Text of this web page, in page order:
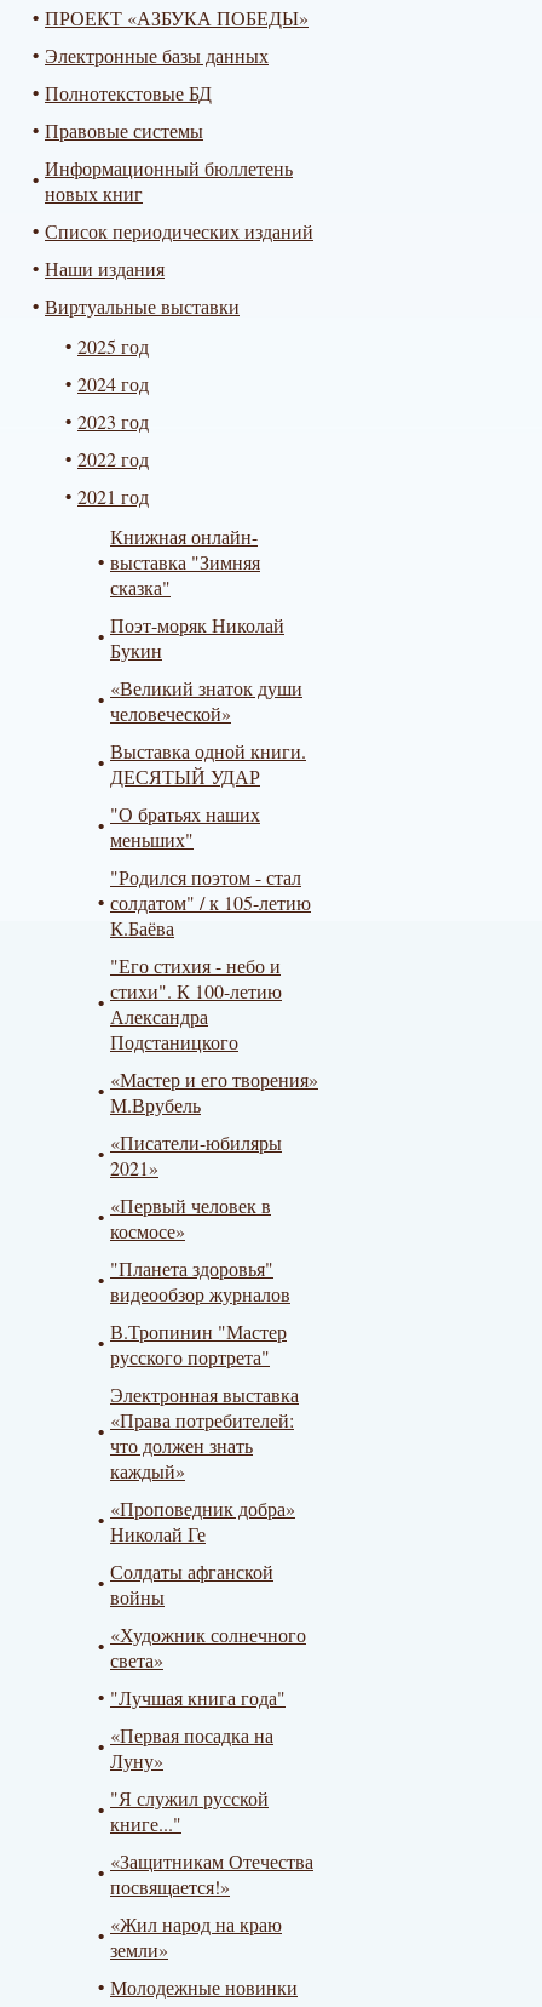
ПРОЕКТ «АЗБУКА ПОБЕДЫ»
Электронные базы данных
Полнотекстовые БД
Правовые системы
Информационный бюллетень
новых книг
Список периодических изданий
Наши издания
Виртуальные выставки
2025 год
2024 год
2023 год
2022 год
2021 год
Книжная онлайн-
выставка "Зимняя
сказка"
Поэт-моряк Николай
Букин
«Великий знаток души
человеческой»
Выставка одной книги.
ДЕСЯТЫЙ УДАР
"О братьях наших
меньших"
"Родился поэтом - стал
солдатом" / к 105-летию
К.Баёва
"Его стихия - небо и
стихи". К 100-летию
Александра
Подстаницкого
«Мастер и его творения»
М.Врубель
«Писатели-юбиляры
2021»
«Первый человек в
космосе»
"Планета здоровья"
видеообзор журналов
В.Тропинин "Мастер
русского портрета"
Электронная выставка
«Права потребителей:
что должен знать
каждый»
«Проповедник добра»
Николай Ге
Солдаты афганской
войны
«Художник солнечного
света»
"Лучшая книга года"
«Первая посадка на
Луну»
"Я служил русской
книге..."
«Защитникам Отечества
посвящается!»
«Жил народ на краю
земли»
Молодежные новинки